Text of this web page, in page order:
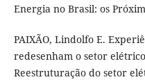
Energia no Brasil: os
PAIXÃO, Lindolfo E.
redesenham o setor
Reestruturação do setor